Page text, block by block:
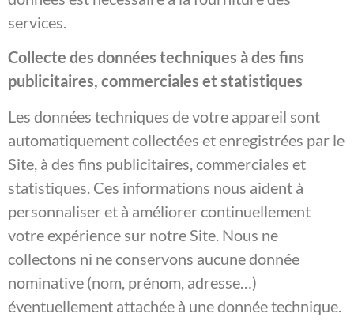
services.
Collecte des données techniques à des fins
publicitaires, commerciales et statistiques
Les données techniques de votre appareil sont
automatiquement collectées et enregistrées par le
Site, à des fins publicitaires, commerciales et
statistiques. Ces informations nous aident à
personnaliser et à améliorer continuellement
votre expérience sur notre Site. Nous ne
collectons ni ne conservons aucune donnée
nominative (nom, prénom, adresse…)
éventuellement attachée à une donnée technique.